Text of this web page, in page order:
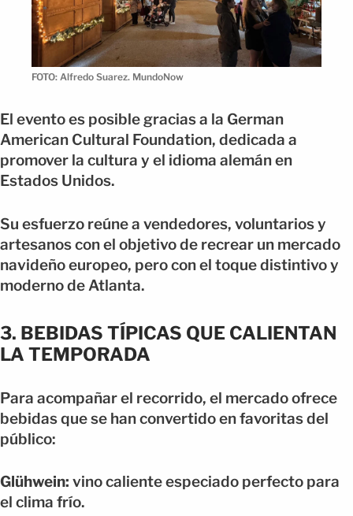
FOTO: Alfredo Suarez. MundoNow
El evento es posible gracias a la German
American Cultural Foundation, dedicada a
promover la cultura y el idioma alemán en
Estados Unidos.
Su esfuerzo reúne a vendedores, voluntarios y
artesanos con el objetivo de recrear un mercado
navideño europeo, pero con el toque distintivo y
moderno de Atlanta.
3. BEBIDAS TÍPICAS QUE CALIENTAN
LA TEMPORADA
Para acompañar el recorrido, el mercado ofrece
bebidas que se han convertido en favoritas del
público:
Glühwein: vino caliente especiado perfecto para
el clima frío.